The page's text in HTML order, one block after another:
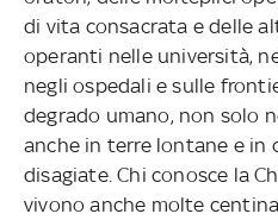
di vita consacrata e delle
operanti nelle università,
negli ospedali e sulle
degrado umano, non solo
anche in terre lontane e in
disagiate. Chi conosce la
vivono anche molte